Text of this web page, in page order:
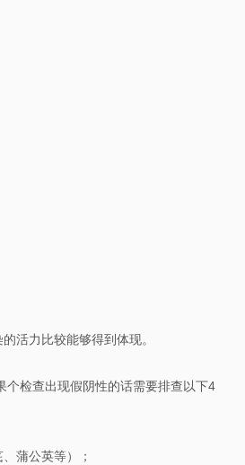
活力比较能够得到体现。
检查出现假阴性的话需要排查以下4
蒲公英等）；